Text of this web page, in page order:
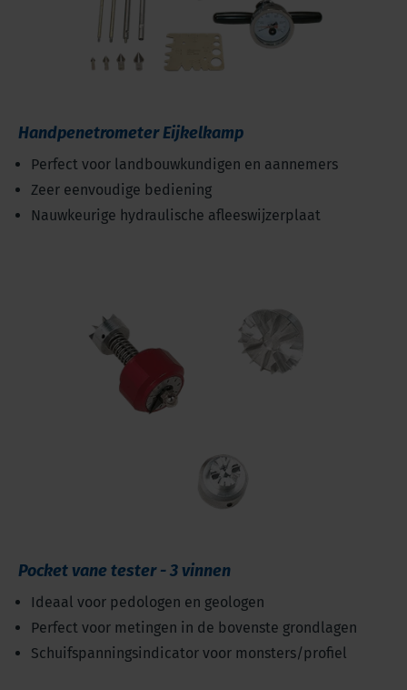
Handpenetrometer Eijkelkamp
Perfect voor landbouwkundigen en aannemers
Zeer eenvoudige bediening
Nauwkeurige hydraulische afleeswijzerplaat
Pocket vane tester - 3 vinnen
Ideaal voor pedologen en geologen
Perfect voor metingen in de bovenste grondlagen
Schuifspanningsindicator voor monsters/profiel